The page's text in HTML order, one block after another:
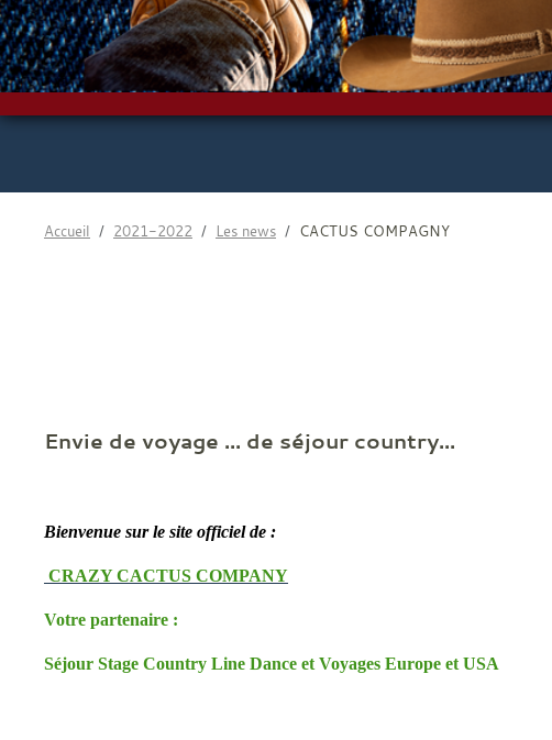
Accueil 2021-2022 Les news CACTUS COMPAGNY
Envie de voyage ... de séjour country...
Bienvenue sur le site officiel de :
CRAZY CACTUS COMPANY
Votre partenaire :
Séjour Stage Country Line Dance et Voyages Europe et USA